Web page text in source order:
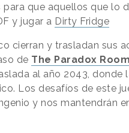
que aquellos que lo
y jugar a Dirty Fridge
cierran y trasladan sus
de The Paradox
al año 2043, donde
Los desafíos de este
y nos mantendrán